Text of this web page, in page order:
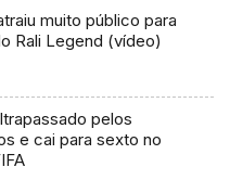
muito público para
Rali Legend (vídeo)
pelos
e cai para sexto no